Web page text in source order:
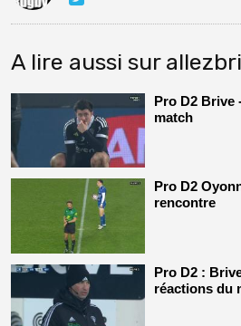
A lire aussi sur
Pro D2 Brive
match
Pro D2
rencontre
Pro D2 :
réactions du